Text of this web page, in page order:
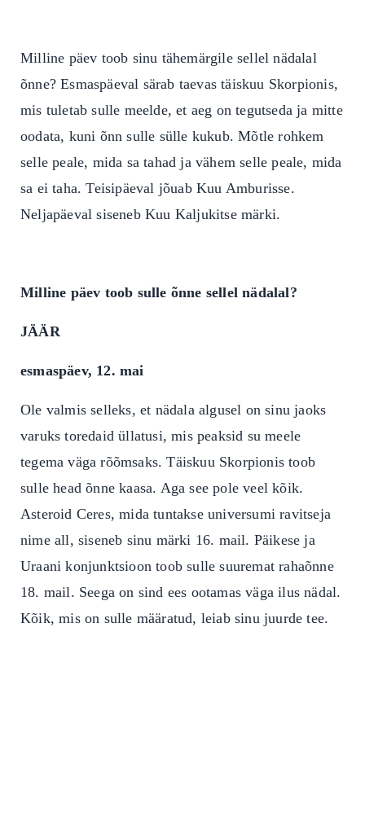
Milline päev toob sinu tähemärgile sellel nädalal
õnne? Esmaspäeval särab taevas täiskuu Skorpionis,
mis tuletab sulle meelde, et aeg on tegutseda ja mitte
oodata, kuni õnn sulle sülle kukub. Mõtle rohkem
selle peale, mida sa tahad ja vähem selle peale, mida
sa ei taha. Teisipäeval jõuab Kuu Amburisse.
Neljapäeval siseneb Kuu Kaljukitse märki.
Milline päev toob sulle õnne sellel nädalal?
JÄÄR
esmaspäev, 12. mai
Ole valmis selleks, et nädala algusel on sinu jaoks
varuks toredaid üllatusi, mis peaksid su meele
tegema väga rõõmsaks. Täiskuu Skorpionis toob
sulle head õnne kaasa. Aga see pole veel kõik.
Asteroid Ceres, mida tuntakse universumi ravitseja
nime all, siseneb sinu märki 16. mail. Päikese ja
Uraani konjunktsioon toob sulle suuremat rahaõnne
18. mail. Seega on sind ees ootamas väga ilus nädal.
Kõik, mis on sulle määratud, leiab sinu juurde tee.